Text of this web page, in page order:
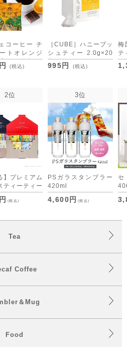
コーヒー チ
トオレンジ
バッグ5包
(税込)
［CUBE］ハニーブッ
シュティー 2.0g×20
包
995円 (税込)
梅
テ
[M
2位
】プレミアム
ティーティー
デカフェコー
ート （ON
(税込)
3位
PSガラスタンブラー
420ml
4,600円 (税込)
Tea
Coffee
＆Mug
Food